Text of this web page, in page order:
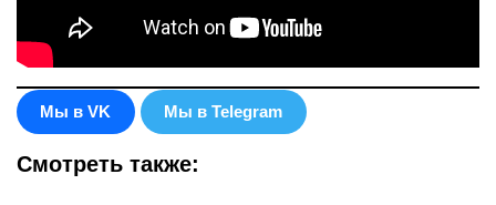
Мы в VK Мы в Telegram
Смотреть также: